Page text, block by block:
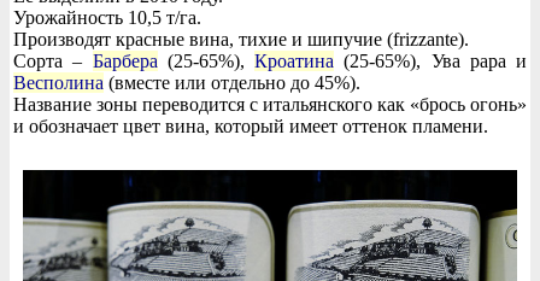
Урожайность 10,5 т/га.
Производят красные вина, тихие и шипучие (frizzante).
Сорта – Барбера (25-65%), Кроатина (25-65%), Ува рара и
Весполина (вместе или отдельно до 45%).
Название зоны переводится с итальянского как «брось огонь»
и обозначает цвет вина, который имеет оттенок пламени.